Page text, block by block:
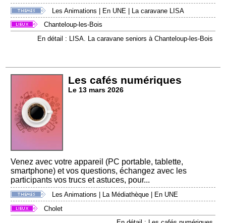
Les Animations | En UNE | La caravane LISA
Chanteloup-les-Bois
En détail : LISA. La caravane seniors à Chanteloup-les-Bois
Les cafés numériques
Le 13 mars 2026
Venez avec votre appareil (PC portable, tablette,
smartphone) et vos questions, échangez avec les
participants vos trucs et astuces, pour...
Les Animations La Médiathèque
En UNE
Cholet